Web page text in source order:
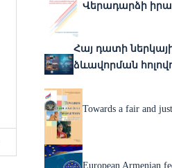
Վերադարձի
Հայ դատի
ձևավորման
Towards a fair and
European Armenian